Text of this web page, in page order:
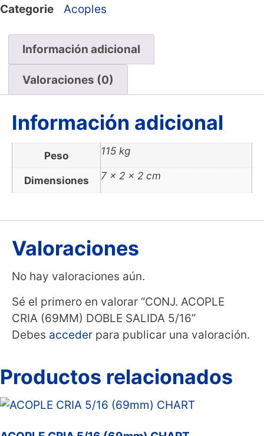
Categorie
Acoples
Información adicional
Valoraciones (0)
Información adicional
Peso 115 kg
Dimensiones 7 × 2 × 2 cm
Valoraciones
No hay valoraciones aún.
Sé el primero en valorar “CONJ. ACOPLE
CRIA (69MM) DOBLE SALIDA 5/16”
Debes acceder para publicar una valoración.
Productos relacionados